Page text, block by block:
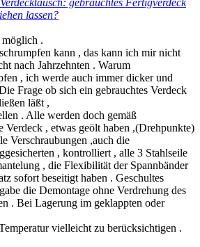
lassen?
.
kann , das kann ich mir nicht
nach Jahrzehnten . Warum
, ich werde auch immer dicker und
Frage ob sich ein gebrauchtes Verdeck
läßt ,
. Alle werden doch gemäß
Verdeck , etwas geölt haben ,(Drehpunkte)
Verschraubungen ,auch die
, kontrolliert , alle 3 Stahlseile
, die Flexibilität der Spannbänder
sofort beseitigt haben . Geschultes
die Demontage ohne Verdrehung des
. Bei Lagerung im geklappten oder
vielleicht zu berücksichtigen .